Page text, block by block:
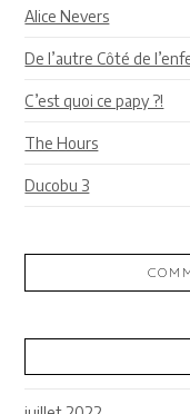
Alice Nevers
De l’autre Côté de
C’est quoi ce papy ?!
The Hours
Ducobu 3